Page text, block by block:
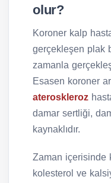
olur?
Koroner kalp
gerçekleşen plak
zamanla
Esasen koroner
ateroskleroz
damar sertliği,
kaynaklıdır.
Zaman içerisinde
kolesterol ve